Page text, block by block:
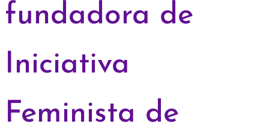
fundadora de
Iniciativa
Feminista de